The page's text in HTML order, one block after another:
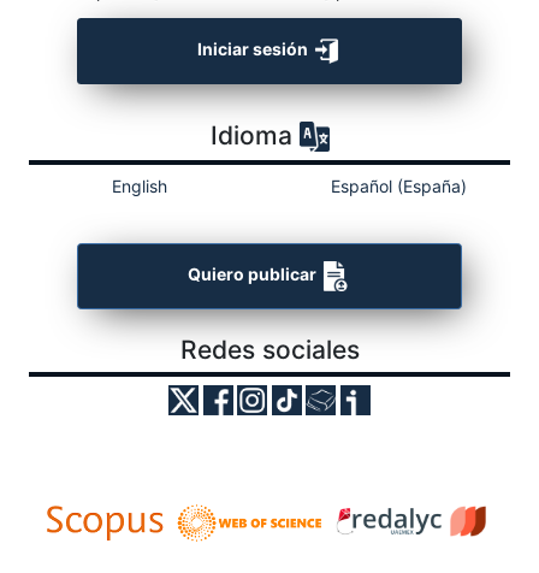
Iniciar sesión
Idioma
English Español (España)
Quiero publicar
Redes sociales